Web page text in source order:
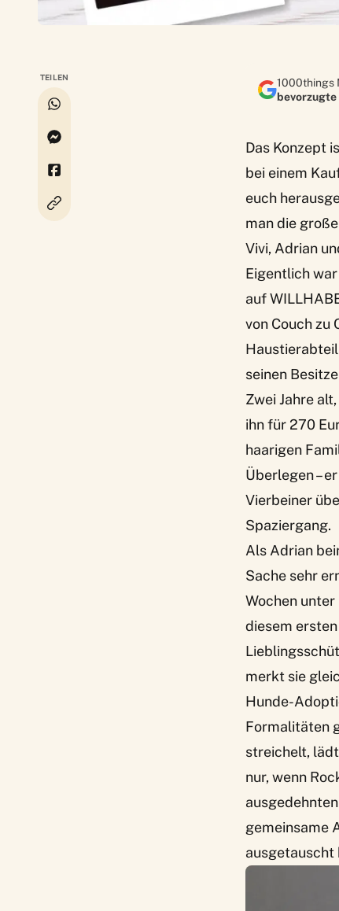
TEILEN
1000things
Das Konzept
bei einem
euch
man die
Vivi, Adrian
Eigentlich
auf
von Couch zu
seinen
Zwei Jahre
ihn für 270
haarigen
Überlegen –
Vierbeiner
Spaziergang.
Als Adrian
Sache sehr
Wochen
diesem
merkt sie
Hunde-
Formalitäten
streichelt,
nur, wenn
gemeinsame
ausgetauscht